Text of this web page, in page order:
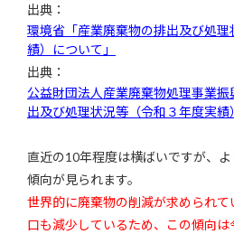
出典：
環境省「産業廃棄物の排出及び処
績）について」
出典：
公益財団法人産業廃棄物処理事業
出及び処理状況等（令和３年度実績
直近の10年程度は横ばいですが、
傾向が見られます。
世界的に廃棄物の削減が求められて
口も減少しているため、この傾向は